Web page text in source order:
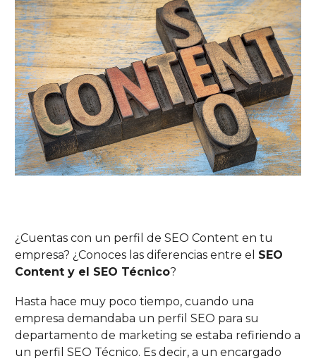
¿Cuentas con un perfil de SEO Content en tu
empresa? ¿Conoces las diferencias entre el SEO
Content y el SEO Técnico?
Hasta hace muy poco tiempo, cuando una
empresa demandaba un perfil SEO para su
departamento de marketing se estaba refiriendo a
un perfil SEO Técnico. Es decir, a un encargado